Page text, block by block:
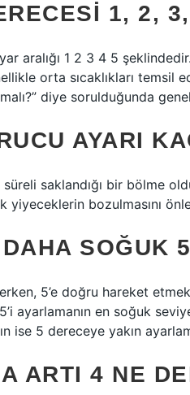
1, 2,
aralığı 1 2 3 4 5
orta sıcaklıkları
diye sorulduğunda
AYARI
saklandığı bir bölme
yiyeceklerin bozulmasını
SOĞUK
5’e doğru hareket
ayarlamanın en soğuk
ise 5 dereceye yakın
ARTI 4 NE